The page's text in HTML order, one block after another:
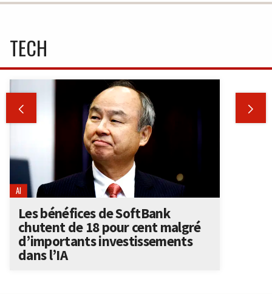
TECH
 
AI
Les bénéfices de SoftBank
chutent de 18 pour cent malgré
d’importants investissements
dans l’IA